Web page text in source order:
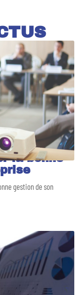
la bonne
gestion de son